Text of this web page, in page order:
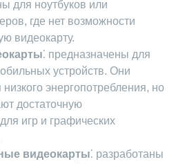
для ноутбуков или
где нет возможности
видеокарту.
⁚ предназначены для
устройств. Они
энергопотребления, но
достаточную
игр и графических
видеокарты⁚ разработаны